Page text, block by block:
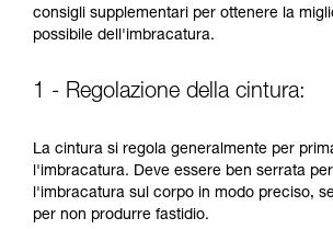
capacità di rifare la manovra, da
sicurezza, prima di riprodurla
vengono qui descritte.
consigli supplementari per ottenere la
possibile dell'imbracatura.
1 - Regolazione della cintura:
La cintura si regola generalmente per
l'imbracatura. Deve essere ben serrata
l'imbracatura sul corpo in modo preciso,
per non produrre fastidio.